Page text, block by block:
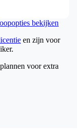
bekijken
en zijn voor
voor extra